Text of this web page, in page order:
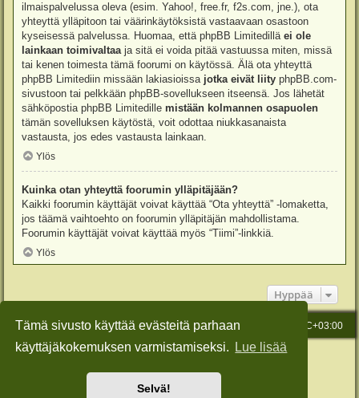
Tämä sivusto käyttää evästeitä parhaan
käyttäjäkokemuksen varmistamiseksi.
Lue lisää
Selvä!
ilmaispalvelussa oleva (esim. Yahoo!, free.fr, f2s.com, jne.), ota
yhteyttä ylläpitoon tai väärinkäytöksistä vastaavaan osastoon
kyseisessä palvelussa. Huomaa, että phpBB Limitedillä ei ole
lainkaan toimivaltaaja sitä ei voida pitää vastuussa miten, missä
tai kenen toimesta tämä foorumi on käytössä. Älä ota yhteyttä
phpBB Limitediin missään lakiasioissa jotka eivät liity phpBB.com-
sivustoon tai pelkkään phpBB-sovellukseen itseensä. Jos lähetät
sähköpostia phpBB Limitedille mistään kolmannen osapuolen
tämän sovelluksen käytöstä, voit odottaa niukkasanaista
vastausta, jos edes vastausta lainkaan.
Ylös
Kuinka otan yhteyttä foorumin ylläpitäjään?
Kaikki foorumin käyttäjät voivat käyttää “Ota yhteyttä” -lomaketta,
jos täämä vaihtoehto on foorumin ylläpitäjän mahdollistama.
Foorumin käyttäjät voivat käyttää myös “Tiimi”-linkkiä.
Ylös
Hyppää
Etusivu Kaikki ajat ovat UTC+03:00
Viesti Ylläpidolle
Keskustelufoorumin ohjelmistophpBB® Forum Software © phpBB Limited